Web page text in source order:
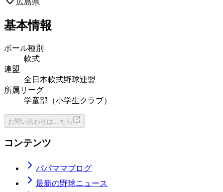
広島県
基本情報
ボール種別
軟式
連盟
全日本軟式野球連盟
所属リーグ
学童部（小学生クラブ）
お問い合わせはこちら
コンテンツ
パパママブログ
最新の野球ニュース